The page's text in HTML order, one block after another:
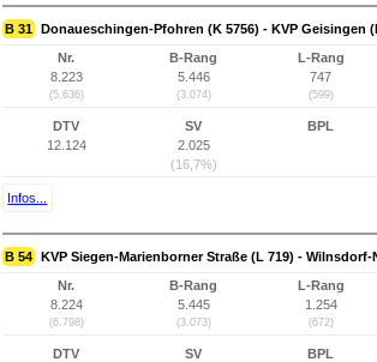
B 31 Donaueschingen-Pfohren (K 5756) - KVP Geisingen
Nr.
8.223
(5.636)
B-Rang
5.446
(3.074)
L-Rang
747
(599)
DTV
12.124
SV
2.025
(16,7%)
BPL
Infos...
B 54 KVP Siegen-Marienborner Straße (L 719) - Wilnsdorf-
Nr.
8.224
(6.798)
B-Rang
5.445
(3.073)
L-Rang
1.254
(672)
DTV
SV
BPL